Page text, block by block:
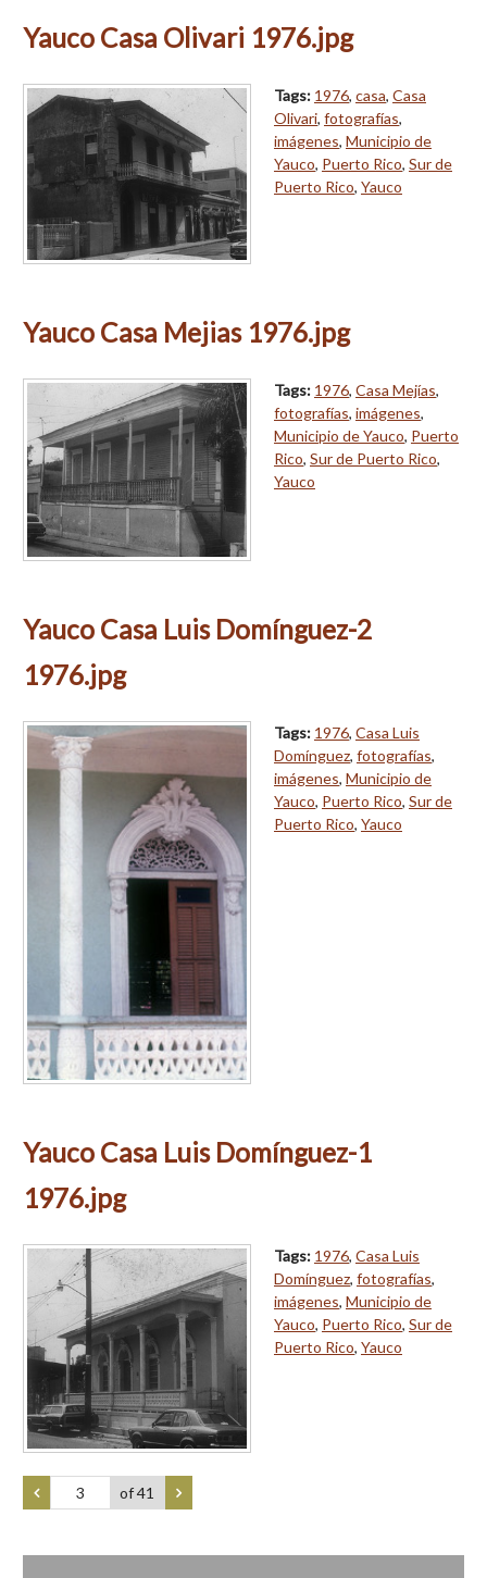
Yauco Casa Olivari 1976.jpg
Tags: 1976, casa, Casa
Olivari, fotografías,
imágenes, Municipio de
Yauco, Puerto Rico, Sur de
Puerto Rico, Yauco
Yauco Casa Mejias 1976.jpg
Tags: 1976, Casa Mejías,
fotografías, imágenes,
Municipio de Yauco, Puerto
Rico, Sur de Puerto Rico,
Yauco
Yauco Casa Luis Domínguez-2
1976.jpg
Tags: 1976, Casa Luis
Domínguez, fotografías,
imágenes, Municipio de
Yauco, Puerto Rico, Sur de
Puerto Rico, Yauco
Yauco Casa Luis Domínguez-1
1976.jpg
Tags: 1976, Casa Luis
Domínguez, fotografías,
imágenes, Municipio de
Yauco, Puerto Rico, Sur de
Puerto Rico, Yauco
of 41